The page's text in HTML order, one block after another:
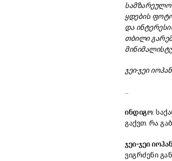
ყდების
და
თბილი
ჯეი-ჯეი
...
ინდიგო:
გაქვთ. რა
ჯეი-ჯეი
ვიგრძენი